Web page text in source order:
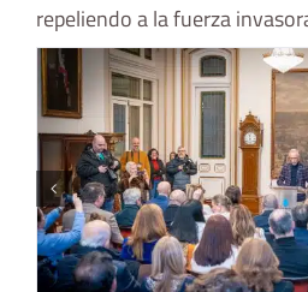
repeliendo a la fuerza